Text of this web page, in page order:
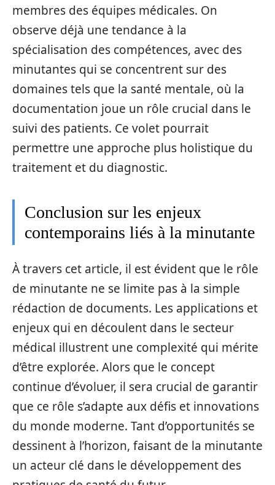
membres des équipes médicales. On
observe déjà une tendance à la
spécialisation des compétences, avec des
minutantes qui se concentrent sur des
domaines tels que la santé mentale, où la
documentation joue un rôle crucial dans le
suivi des patients. Ce volet pourrait
permettre une approche plus holistique du
traitement et du diagnostic.
Conclusion sur les enjeux
contemporains liés à la minutante
À travers cet article, il est évident que le rôle
de minutante ne se limite pas à la simple
rédaction de documents. Les applications et
enjeux qui en découlent dans le secteur
médical illustrent une complexité qui mérite
d’être explorée. Alors que le concept
continue d’évoluer, il sera crucial de garantir
que ce rôle s’adapte aux défis et innovations
du monde moderne. Tant d’opportunités se
dessinent à l’horizon, faisant de la minutante
un acteur clé dans le développement des